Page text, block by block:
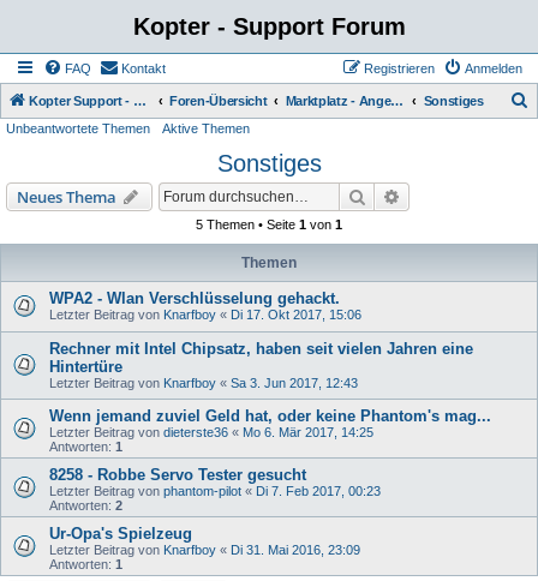
Kopter - Support Forum
FAQ Kontakt Anmelden
Registrieren
Kopter Support - von Anwendern für Anwender. Foren-Übersicht Marktplatz - Angebote von Usern Sonstiges
Unbeantwortete Themen Aktive Themen
Sonstiges
Neues Thema Suche
5 Themen • Seite 1 von 1
Themen
WPA2 - Wlan Verschlüsselung gehackt.
Letzter Beitrag von Knarfboy « Di 17. Okt 2017, 15:06
Rechner mit Intel Chipsatz, haben seit vielen Jahren eine
Hintertüre
Letzter Beitrag von Knarfboy « Sa 3. Jun 2017, 12:43
Wenn jemand zuviel Geld hat, oder keine Phantom's mag...
Letzter Beitrag von dieterste36 « Mo 6. Mär 2017, 14:25
Antworten: 1
8258 - Robbe Servo Tester gesucht
Letzter Beitrag von phantom-pilot « Di 7. Feb 2017, 00:23
Antworten: 2
Ur-Opa's Spielzeug
Letzter Beitrag von Knarfboy « Di 31. Mai 2016, 23:09
Antworten: 1